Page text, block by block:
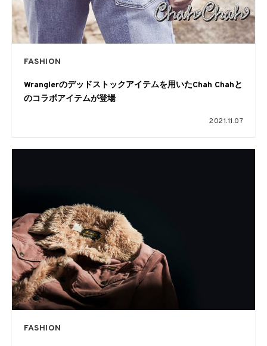
FASHION
Wranglerのデッドストックアイテムを用いたChah Chahと
のコラボアイテムが登場
2021.11.07
FASHION